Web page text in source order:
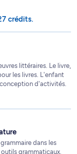
crédits.
littéraires. Le livre,
les livres. L'enfant
d'activités.
dans les
grammaticaux.